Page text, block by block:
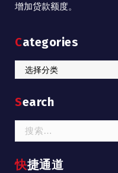
增加贷款额度。
Categories
Categories
Search
快捷通道